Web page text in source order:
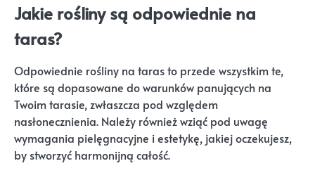
Jakie rośliny są odpowiednie na
taras?
Odpowiednie rośliny na taras to przede wszystkim te,
które są dopasowane do warunków panujących na
Twoim tarasie, zwłaszcza pod względem
nasłonecznienia. Należy również wziąć pod uwagę
wymagania pielęgnacyjne i estetykę, jakiej oczekujesz,
by stworzyć harmonijną całość.